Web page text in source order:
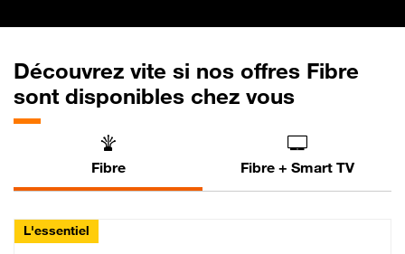
Découvrez vite si nos offres Fibre
sont disponibles chez vous
Fibre Fibre + Smart TV
L'essentiel